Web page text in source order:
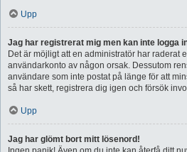
Upp
Jag har registrerat mig men kan inte logga
Det är möjligt att en administratör har raderat
användarkonto av någon orsak. Dessutom
användare som inte postat på länge för att
så har skett, registrera dig igen och försök
Upp
Jag har glömt bort mitt lösenord!